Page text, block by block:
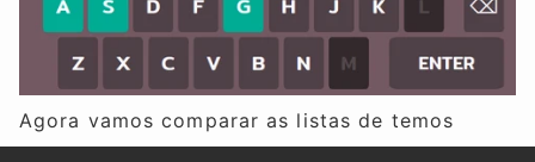
Agora vamos comparar as listas de temos